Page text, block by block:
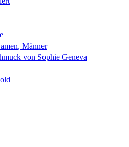
, Männer
von Sophie Geneva